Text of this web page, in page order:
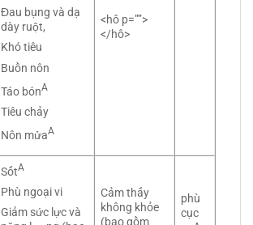
Đau bụng và dạ
dày ruột,
Khó tiêu
Buồn nôn
Táo bónA
Tiêu chảy
Nôn mửaA
<hô p=””>
</hô>
SốtA
Phù ngoại vi
Giảm sức lực và
Cảm thấy
không khỏe
(bao gồm
phù
cục